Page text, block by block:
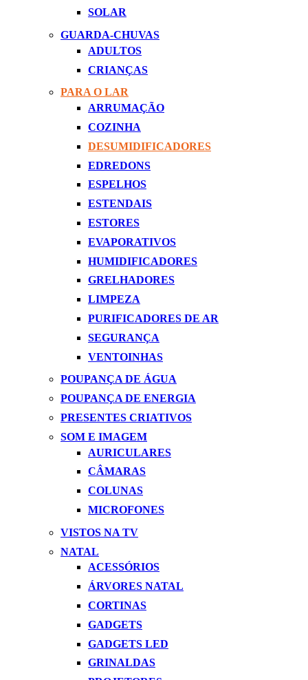
SOLAR
GUARDA-CHUVAS
ADULTOS
CRIANÇAS
PARA O LAR
ARRUMAÇÃO
COZINHA
DESUMIDIFICADORES
EDREDONS
ESPELHOS
ESTENDAIS
ESTORES
EVAPORATIVOS
HUMIDIFICADORES
GRELHADORES
LIMPEZA
PURIFICADORES DE AR
SEGURANÇA
VENTOINHAS
POUPANÇA DE ÁGUA
POUPANÇA DE ENERGIA
PRESENTES CRIATIVOS
SOM E IMAGEM
AURICULARES
CÂMARAS
COLUNAS
MICROFONES
VISTOS NA TV
NATAL
ACESSÓRIOS
ÁRVORES NATAL
CORTINAS
GADGETS
GADGETS LED
GRINALDAS